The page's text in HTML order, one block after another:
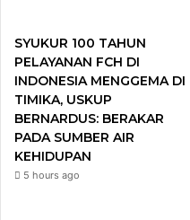
o
o
k
SYUKUR 100 TAHUN
PELAYANAN FCH DI
INDONESIA MENGGEMA DI
TIMIKA, USKUP
BERNARDUS: BERAKAR
PADA SUMBER AIR
KEHIDUPAN
5 hours ago